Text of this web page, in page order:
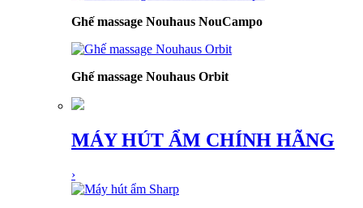
Ghế massage Nouhaus NouCampo
Ghế massage Nouhaus Orbit
MÁY HÚT ẨM CHÍNH HÃNG
›